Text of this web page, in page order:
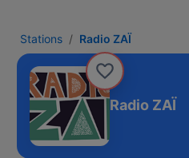
Stations Radio ZAÏ
Radio ZAÏ